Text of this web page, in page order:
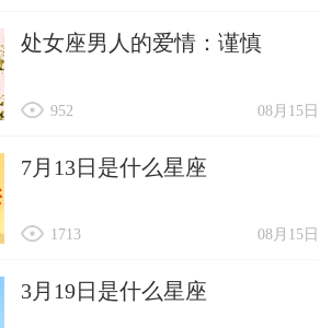
处女座男人的爱情：谨慎
08月15日
952
7月13日是什么星座
08月15日
1713
3月19日是什么星座